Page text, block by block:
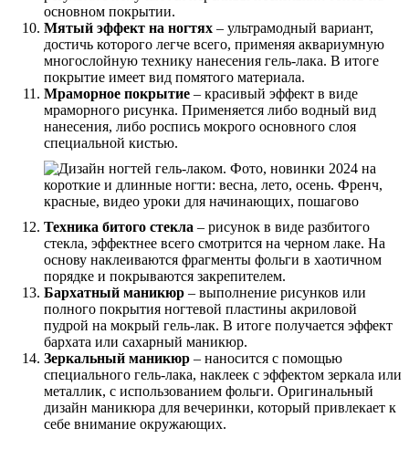
основном покрытии.
Мятый эффект на ногтях – ультрамодный вариант,
достичь которого легче всего, применяя аквариумную
многослойную технику нанесения гель-лака. В итоге
покрытие имеет вид помятого материала.
Мраморное покрытие – красивый эффект в виде
мраморного рисунка. Применяется либо водный вид
нанесения, либо роспись мокрого основного слоя
специальной кистью.
Техника битого стекла – рисунок в виде разбитого
стекла, эффектнее всего смотрится на черном лаке. На
основу наклеиваются фрагменты фольги в хаотичном
порядке и покрываются закрепителем.
Бархатный маникюр – выполнение рисунков или
полного покрытия ногтевой пластины акриловой
пудрой на мокрый гель-лак. В итоге получается эффект
бархата или сахарный маникюр.
Зеркальный маникюр – наносится с помощью
специального гель-лака, наклеек с эффектом зеркала или
металлик, с использованием фольги. Оригинальный
дизайн маникюра для вечеринки, который привлекает к
себе внимание окружающих.